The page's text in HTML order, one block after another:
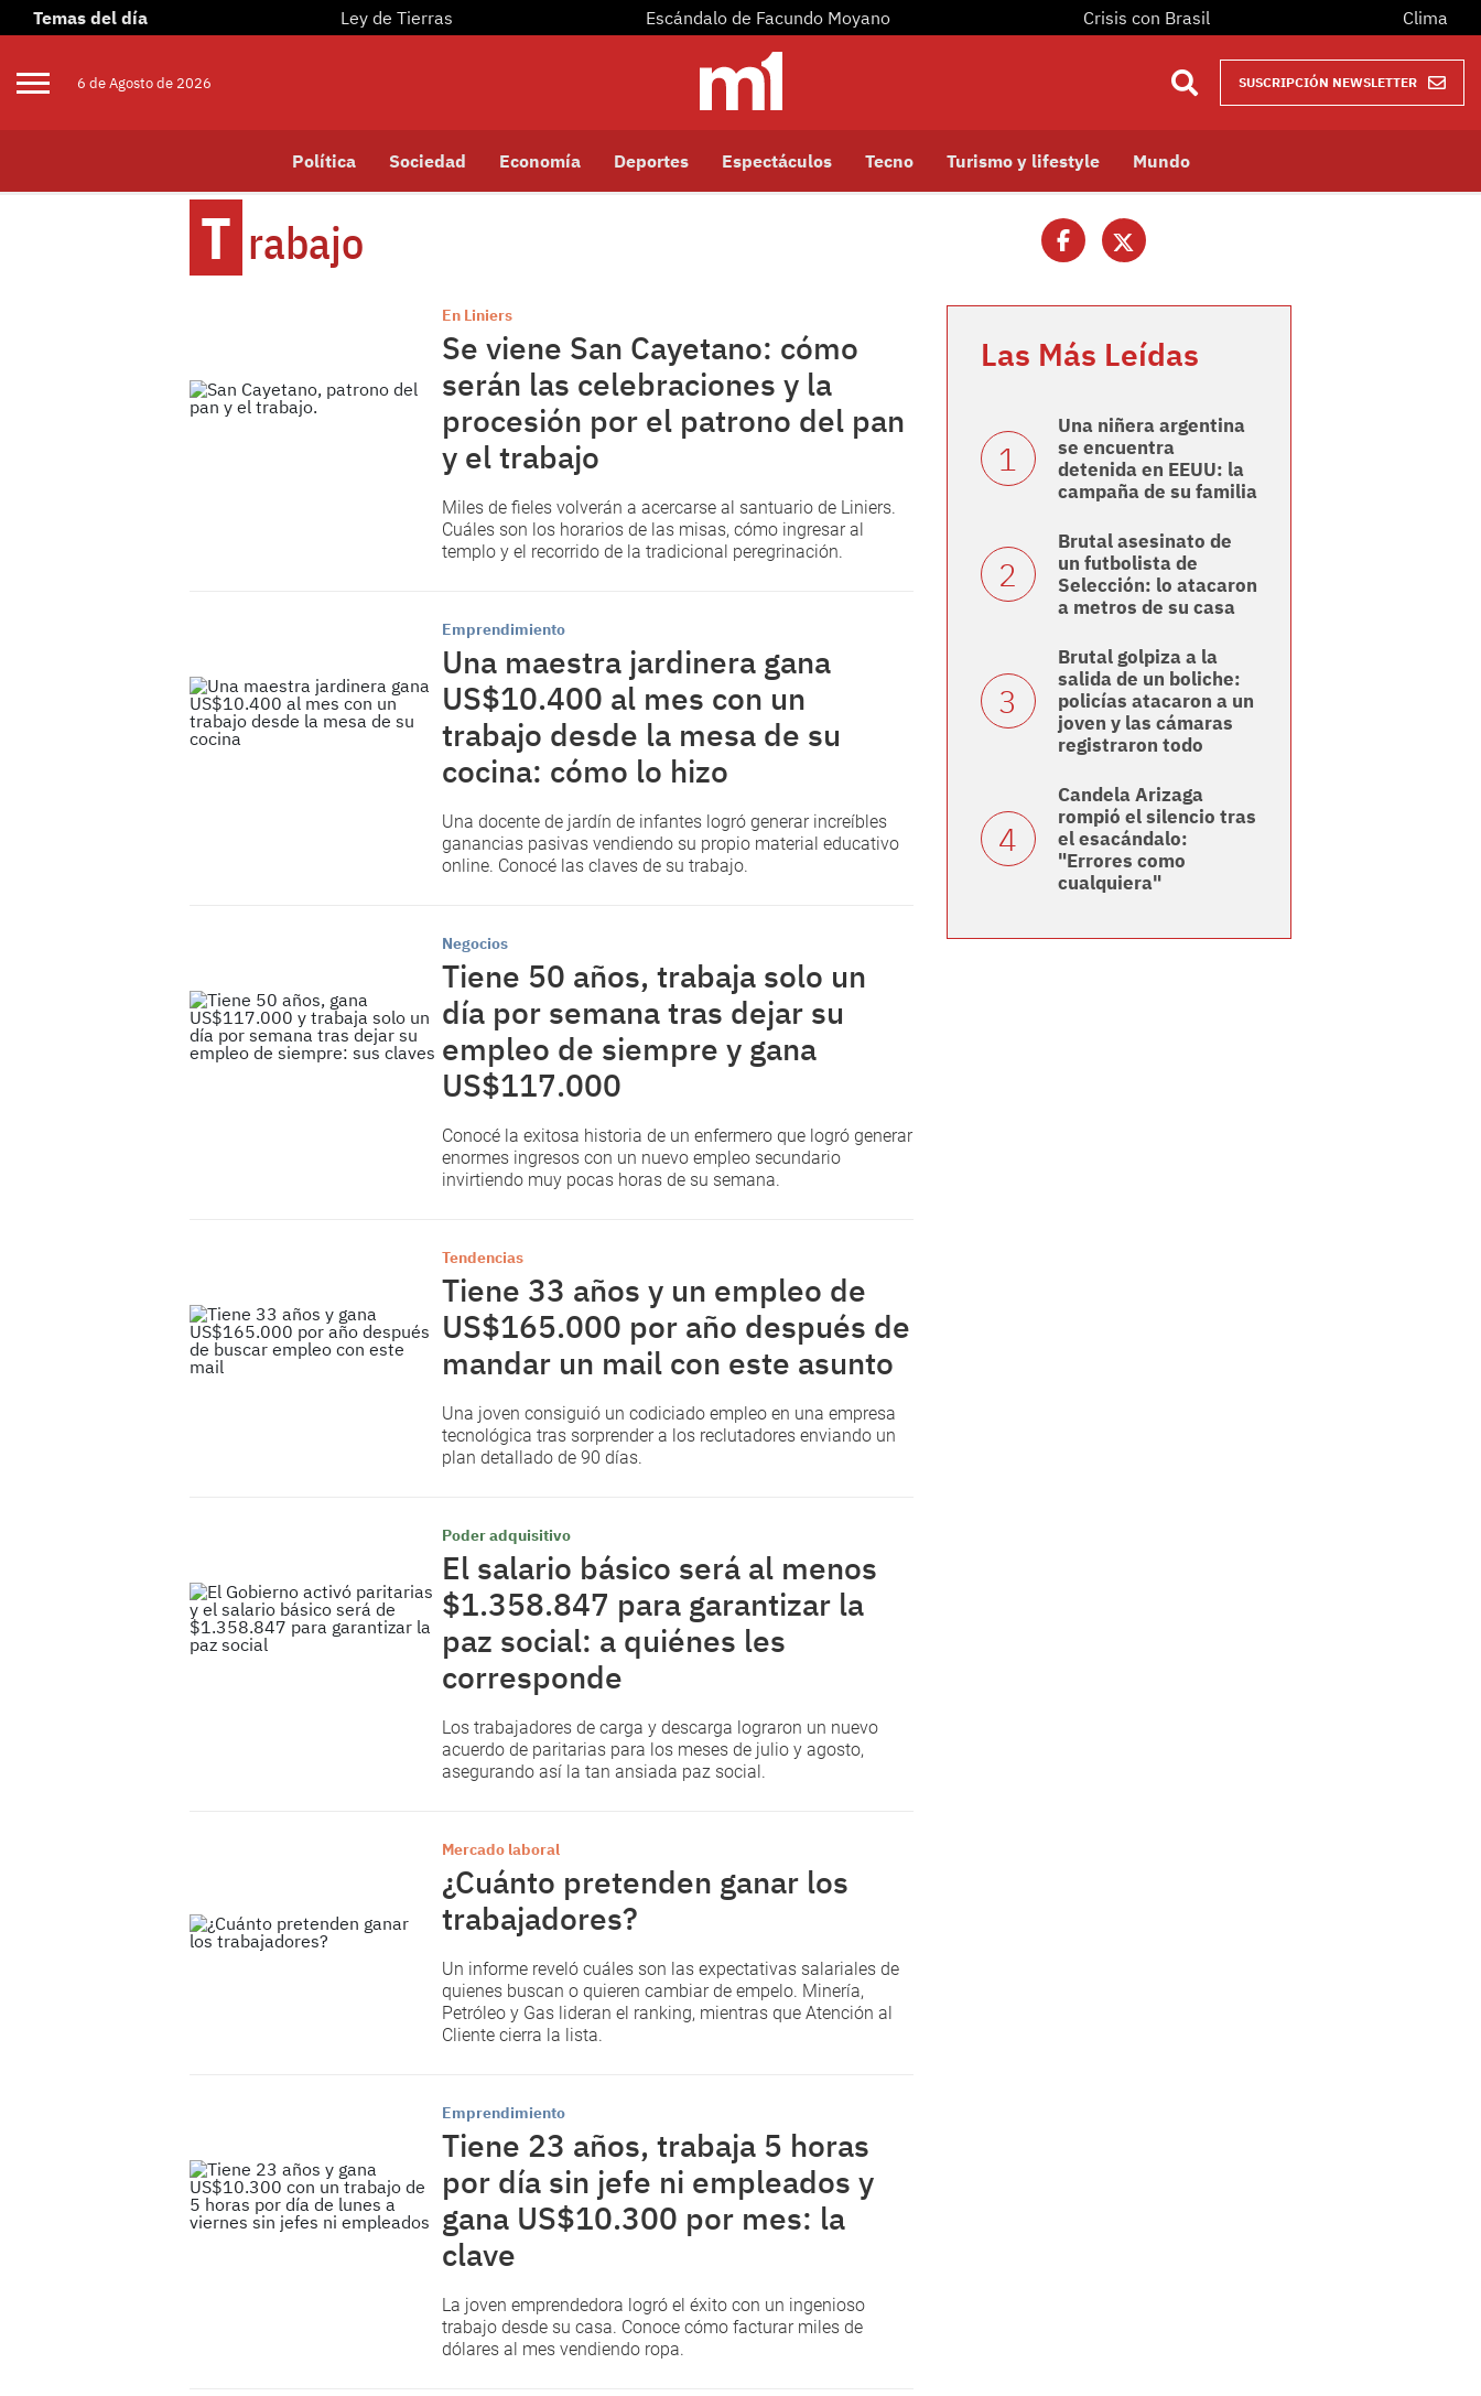
Temas del día Ley de Tierras Escándalo de Facundo Moyano Crisis con Brasil Clima
6 deAgostode 2026 SUSCRIPCIÓN NEWSLETTER
Política Sociedad Economía Deportes Espectáculos Tecno Turismo y lifestyle Mundo
T Rabajo
En Liniers
Se viene San Cayetano: cómo
serán las celebraciones y la
procesión por el patrono del pan
y el trabajo
Miles de fieles volverán a acercarse al santuario de Liniers.
Cuáles son los horarios de las misas, cómo ingresar al
templo y el recorrido de la tradicional peregrinación.
Emprendimiento
Una maestra jardinera gana
US$10.400 al mes con un
trabajo desde la mesa de su
cocina: cómo lo hizo
Una docentede jardín de infantes logró generar increíbles
ganancias pasivas vendiendo su propio material educativo
online. Conocé las claves de su trabajo.
Negocios
Tiene 50 años, trabaja solo un
día por semana tras dejar su
empleo de siempre y gana
US$117.000
Conocé la exitosa historia de un enfermero que logró generar
enormes ingresos con un nuevo empleosecundario
invirtiendo muy pocas horas de su semana.
Tendencias
Tiene 33 años y un empleo de
US$165.000 por año después de
mandar un mail con este asunto
Una joven consiguió un codiciado empleo en una empresa
tecnológica tras sorprender a los reclutadores enviando un
plan detallado de 90 días.
Poder adquisitivo
El salario básico será al menos
$1.358.847 para garantizar la
paz social: a quiénes les
corresponde
Los trabajadores de carga y descarga lograron un nuevo
acuerdo de paritarias para los meses de julio y agosto,
asegurando así la tan ansiada paz social.
Mercado laboral
¿Cuánto pretenden ganar los
trabajadores?
Un informe reveló cuáles son las expectativas salariales de
quienes buscan o quieren cambiar de empelo. Minería,
Petróleo y Gas lideran el ranking, mientras que Atención al
Cliente cierra la lista.
Emprendimiento
Tiene 23 años, trabaja 5 horas
por día sin jefe ni empleados y
gana US$10.300 por mes: la
clave
La joven emprendedora logró el éxito con un ingenioso
trabajo desde su casa. Conoce cómo facturar miles de
dólares al mes vendiendo ropa.
Las Más Leídas
Una niñera argentina
se encuentra
detenida en EEUU: la
campaña de su familia
Brutal asesinato de
un futbolista de
Selección: lo atacaron
a metros de su casa
Brutal golpiza a la
salida de un boliche:
policías atacaron a un
joven y las cámaras
registraron todo
Candela Arizaga
rompió el silencio tras
el esacándalo:
"Errores como
cualquiera"